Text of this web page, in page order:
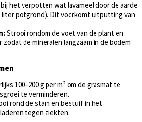
bij het verpotten wat lavameel door de aarde
liter potgrond). Dit voorkomt uitputting van
Strooi rondom de voet van de plant en
de mineralen langzaam in de bodem
100–200 g per m² om de grasmat te
te verminderen.
rond de stam en bestuif in het
tegen ziekten.